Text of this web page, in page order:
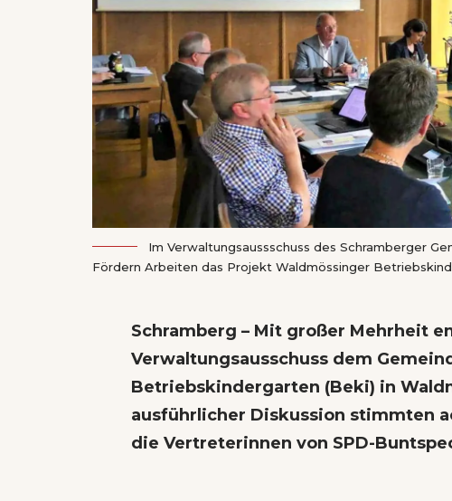
Im Verwaltungsaussschuss des Schramberger
Fördern Arbeiten das Projekt Waldmössinger
Schramberg – Mit großer Mehrheit
Verwaltungsausschuss dem
Betriebskindergarten (Beki) in
ausführlicher Diskussion stimmten
die Vertreterinnen von SPD-